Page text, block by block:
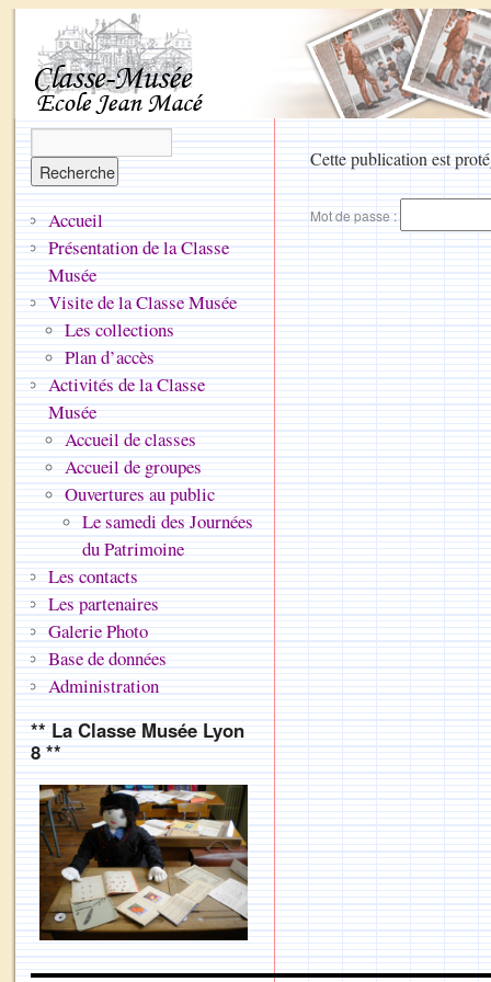
Cette publication est
Mot de passe :
Accueil
Présentation de la Classe
Musée
Visite de la Classe Musée
Les collections
Plan d’accès
Activités de la Classe
Musée
Accueil de classes
Accueil de groupes
Ouvertures au public
Le samedi des Journées
du Patrimoine
Les contacts
Les partenaires
Galerie Photo
Base de données
Administration
** La Classe Musée Lyon
8 **